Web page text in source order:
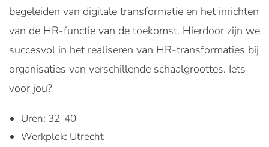
begeleiden van digitale transformatie en het inrichten
van de HR-functie van de toekomst. Hierdoor zijn we
succesvol in het realiseren van HR-transformaties bij
organisaties van verschillende schaalgroottes. Iets
voor jou?
Uren: 32-40
Werkplek: Utrecht